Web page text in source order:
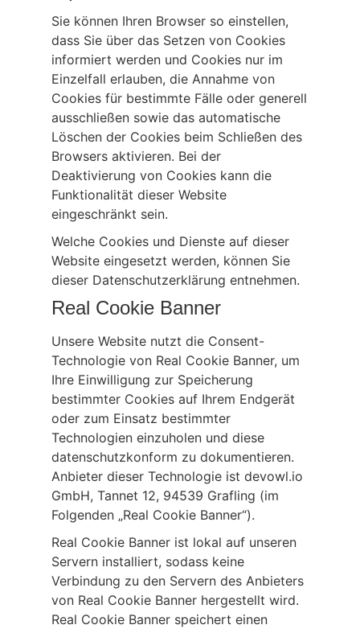
Sie können Ihren Browser so einstellen,
dass Sie über das Setzen von Cookies
informiert werden und Cookies nur im
Einzelfall erlauben, die Annahme von
Cookies für bestimmte Fälle oder generell
ausschließen sowie das automatische
Löschen der Cookies beim Schließen des
Browsers aktivieren. Bei der
Deaktivierung von Cookies kann die
Funktionalität dieser Website
eingeschränkt sein.
Welche Cookies und Dienste auf dieser
Website eingesetzt werden, können Sie
dieser Datenschutzerklärung entnehmen.
Real Cookie Banner
Unsere Website nutzt die Consent-
Technologie von Real Cookie Banner, um
Ihre Einwilligung zur Speicherung
bestimmter Cookies auf Ihrem Endgerät
oder zum Einsatz bestimmter
Technologien einzuholen und diese
datenschutzkonform zu dokumentieren.
Anbieter dieser Technologie ist devowl.io
GmbH, Tannet 12, 94539 Grafling (im
Folgenden „Real Cookie Banner“).
Real Cookie Banner ist lokal auf unseren
Servern installiert, sodass keine
Verbindung zu den Servern des Anbieters
von Real Cookie Banner hergestellt wird.
Real Cookie Banner speichert einen